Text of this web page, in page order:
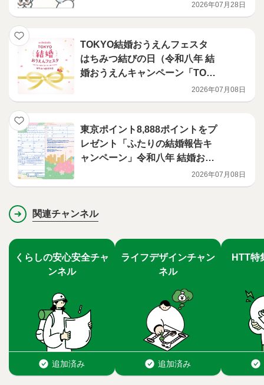
2026年07月28日
TOKYO結婚おうえんフェスタ
はちみつ結びの日（令和八年 結
婚おうえんキャンペーン「TOK
2026年07月08日
東京ポイント8,888ポイントをプ
レゼント「ふたりの結婚報告キ
ャンペーン」令和八年 結婚おう
えんキャンペーン「TOKYO 八
結び」第7回 ②
2026年07月08日
関連チャンネル